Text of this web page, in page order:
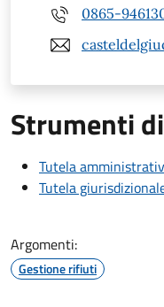
0865-
Strumenti
Tutela
Tutela
Argomenti:
Gestione rifiuti